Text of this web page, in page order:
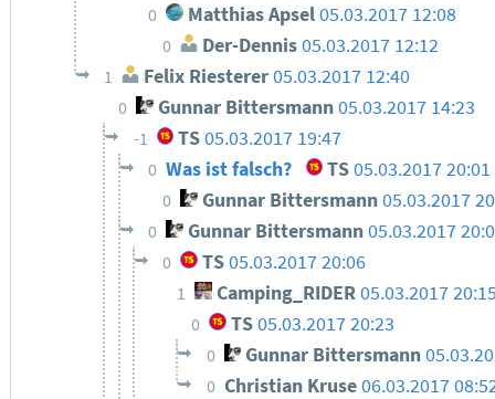
0 Matthias Apsel 05.03.2017 12:08
0 Der-Dennis05.03.2017 12:12
1 Felix Riesterer05.03.2017 12:40
0 Gunnar Bittersmann05.03.2017 14:23
-1 TS05.03.2017 19:47
0 Was ist falsch? TS05.03.2017 20:01
0 Gunnar Bittersmann05.03.2017
0 Gunnar Bittersmann 05.03.2017
0 TS05.03.2017 20:06
1 Camping_RIDER05.03.2017
0 TS05.03.2017 20:23
0 Gunnar Bittersmann
0 Christian Kruse06.03.2017